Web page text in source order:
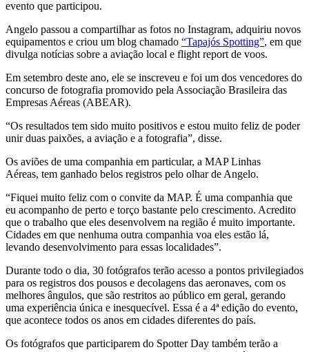
evento que participou.
Angelo passou a compartilhar as fotos no Instagram, adquiriu novos
equipamentos e criou um blog chamado “Tapajós Spotting”, em que
divulga notícias sobre a aviação local e flight report de voos.
Em setembro deste ano, ele se inscreveu e foi um dos vencedores do
concurso de fotografia promovido pela Associação Brasileira das
Empresas Aéreas (ABEAR).
“Os resultados tem sido muito positivos e estou muito feliz de poder
unir duas paixões, a aviação e a fotografia”, disse.
Os aviões de uma companhia em particular, a MAP Linhas
Aéreas, tem ganhado belos registros pelo olhar de Angelo.
“Fiquei muito feliz com o convite da MAP. É uma companhia que
eu acompanho de perto e torço bastante pelo crescimento. Acredito
que o trabalho que eles desenvolvem na região é muito importante.
Cidades em que nenhuma outra companhia voa eles estão lá,
levando desenvolvimento para essas localidades”.
Durante todo o dia, 30 fotógrafos terão acesso a pontos privilegiados
para os registros dos pousos e decolagens das aeronaves, com os
melhores ângulos, que são restritos ao público em geral, gerando
uma experiência única e inesquecível. Essa é a 4ª edição do evento,
que acontece todos os anos em cidades diferentes do país.
Os fotógrafos que participarem do Spotter Day também terão a